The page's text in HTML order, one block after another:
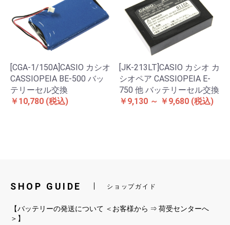
[CGA-1/150A]CASIO カシオ
CASSIOPEIA BE-500 バッ
テリーセル交換
￥10,780 (税込)
[JK-213LT]CASIO カシオ カ
シオペア CASSIOPEIA E-
750 他 バッテリーセル交換
￥9,130 ～ ￥9,680 (税込)
SHOP GUIDE ショップガイド
【バッテリーの発送について ＜お客様から ⇒ 荷受センターへ
＞】